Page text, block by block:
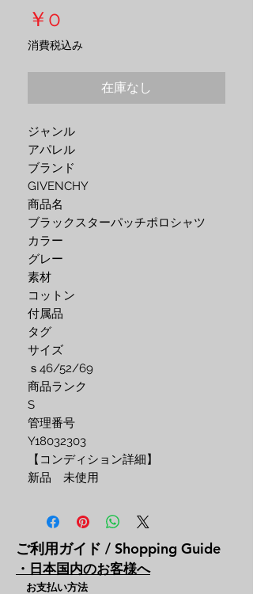
￥0
格
消費税込み
在庫なし
ジャンル
アパレル
ブランド
GIVENCHY
商品名
ブラックスターパッチポロシャツ
カラー
グレー
素材
コットン
付属品
タグ
サイズ
ｓ46/52/69
商品ランク
S
管理番号
Y18032303
【コンディション詳細】
新品 未使用
ご利用ガイド / Shopping Guide
・日本国内のお客様へ
お支払い方法